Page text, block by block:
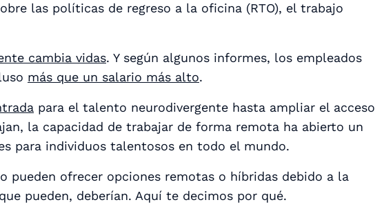
las políticas de regreso a la oficina (RTO), el trabajo
cambia vidas. Y según algunos informes, los empleados
más que un salario más alto.
para el talento neurodivergente hasta ampliar el acceso
la capacidad de trabajar de forma remota ha abierto un
para individuos talentosos en todo el mundo.
pueden ofrecer opciones remotas o híbridas debido a la
pueden, deberían. Aquí te decimos por qué.